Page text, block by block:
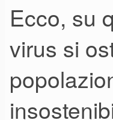
Ecco, su
virus si